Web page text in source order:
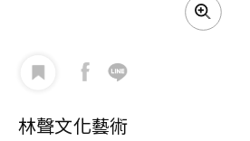
林聲文化藝術